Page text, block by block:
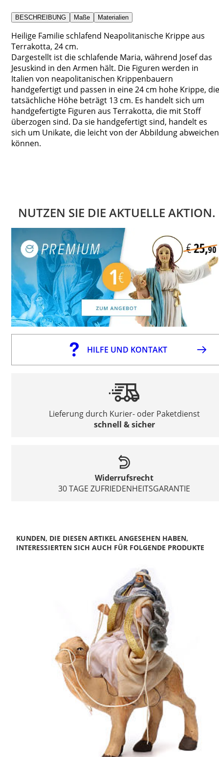
BESCHREIBUNG Maße Materialien
Heilige Familie schlafend Neapolitanische Krippe aus
Terrakotta, 24 cm.
Dargestellt ist die schlafende Maria, während Josef das
Jesuskind in den Armen hält. Die Figuren werden in
Italien von neapolitanischen Krippenbauern
handgefertigt und passen in eine 24 cm hohe Krippe, die
tatsächliche Höhe beträgt 13 cm. Es handelt sich um
handgefertigte Figuren aus Terrakotta, die mit Stoff
überzogen sind. Da sie handgefertigt sind, handelt es
sich um Unikate, die leicht von der Abbildung abweichen
können.
NUTZEN SIE DIE AKTUELLE AKTION.
HILFE UND KONTAKT
Lieferung durch Kurier- oder Paketdienst
schnell & sicher
Widerrufsrecht
30 TAGE ZUFRIEDENHEITSGARANTIE
KUNDEN, DIE DIESEN ARTIKEL ANGESEHEN HABEN,
INTERESSIERTEN SICH AUCH FÜR FOLGENDE PRODUKTE